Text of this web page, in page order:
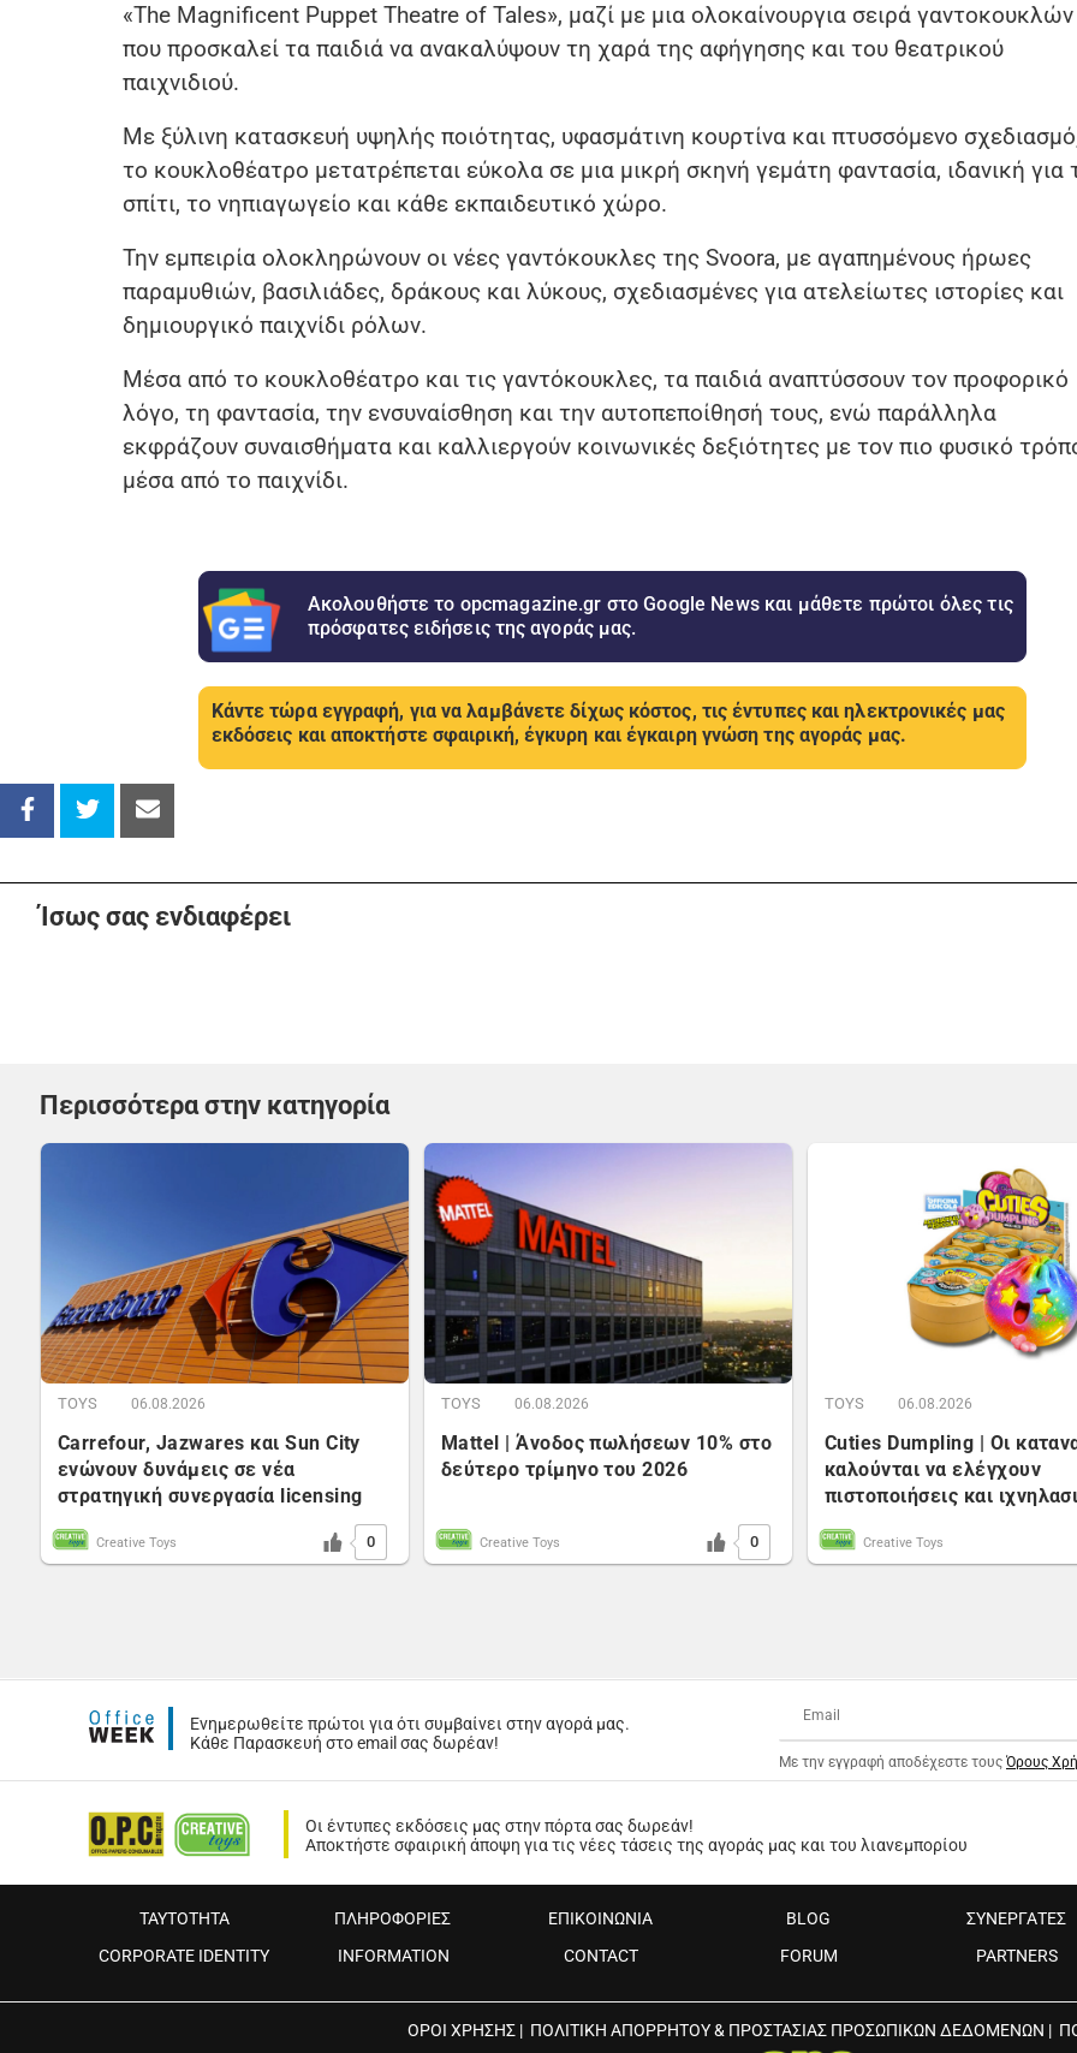
«The Magnificent Puppet Theatre of Tales», μαζί με μια ολοκαίνουργια σειρά γαντοκουκλών
που προσκαλεί τα παιδιά να ανακαλύψουν τη χαρά της αφήγησης και του θεατρικού
παιχνιδιού.
Με ξύλινη κατασκευή υψηλής ποιότητας, υφασμάτινη κουρτίνα και πτυσσόμενο
το κουκλοθέατρο μετατρέπεται εύκολα σε μια μικρή σκηνή γεμάτη φαντασία, ιδανική για
σπίτι, το νηπιαγωγείο και κάθε εκπαιδευτικό χώρο.
Την εμπειρία ολοκληρώνουν οι νέες γαντόκουκλες της Svoora, με αγαπημένους ήρωες
παραμυθιών, βασιλιάδες, δράκους και λύκους, σχεδιασμένες για ατελείωτες ιστορίες και
δημιουργικό παιχνίδι ρόλων.
Μέσα από το κουκλοθέατρο και τις γαντόκουκλες, τα παιδιά αναπτύσσουν τον προφορικό
λόγο, τη φαντασία, την ενσυναίσθηση και την αυτοπεποίθησή τους, ενώ παράλληλα
εκφράζουν συναισθήματα και καλλιεργούν κοινωνικές δεξιότητες με τον πιο φυσικό
μέσα από το παιχνίδι.
Ακολουθήστε το opcmagazine.gr στο Google News και μάθετε πρώτοι όλες τις
πρόσφατες ειδήσεις της αγοράς μας.
Κάντε τώρα εγγραφή, για να λαμβάνετε δίχως κόστος, τις έντυπες και ηλεκτρονικές μας
εκδόσεις και αποκτήστε σφαιρική, έγκυρη και έγκαιρη γνώση της αγοράς μας.
Ίσως σας ενδιαφέρει
Περισσότερα στην κατηγορία
TOYS 06.08.2026
Carrefour, Jazwares και Sun City
ενώνουν δυνάμεις σε νέα
στρατηγική συνεργασία licensing
Creative Toys 0
TOYS 06.08.2026
Mattel | Άνοδος πωλήσεων 10% στο
δεύτερο τρίμηνο του 2026
Creative Toys 0
TOYS 06.08.2026
Cuties Dumpling | Οι
καλούνται να ελέγχουν
πιστοποιήσεις και
Creative Toys
Ενημερωθείτε πρώτοι για ότι συμβαίνει στην αγορά μας.
Κάθε Παρασκευή στο email σας δωρέαν!
Με την εγγραφή αποδέχεστε τους Όρους
Οι έντυπες εκδόσεις μας στην πόρτα σας δωρεάν!
Αποκτήστε σφαιρική άποψη για τις νέες τάσεις της αγοράς μας και του λιανεμπορίου
ΤΑΥΤΟΤΗΤΑ ΠΛΗΡΟΦΟΡΙΕΣ ΕΠΙΚΟΙΝΩΝΙΑ BLOG
ΣΥΝΕΡΓΑΤΕΣ
CORPORATE IDENTITY
INFORMATION CONTACT FORUM PARTNERS
ΟΡΟΙ ΧΡΗΣΗΣ| ΠΟΛΙΤΙΚΗ ΑΠΟΡΡΗΤΟΥ & ΠΡΟΣΤΑΣΙΑΣ ΠΡΟΣΩΠΙΚΩΝ ΔΕΔΟΜΕΝΩΝ |